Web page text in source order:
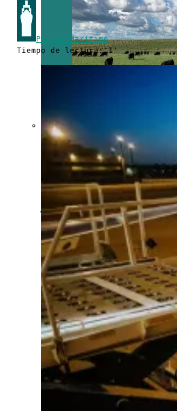
Crecen las
exportaciones
uruguayas en
julio impulsadas
por la carne, la
celulosa y los
lácteos
Portal Marítimo
Tiempo de lectura: 1'